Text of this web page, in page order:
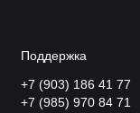
Поддержка
+7 (903) 186 41 77
+7 (985) 970 84 71